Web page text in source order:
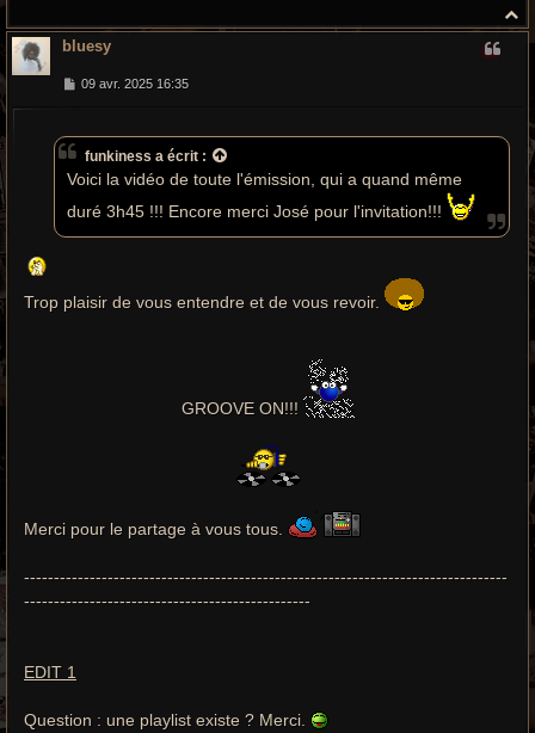
a
bluesy
M
g
e
09 avr. 2025 16:35
funkiness a écrit :
Voici la vidéo de toute l'émission, qui a quand même
duré 3h45 !!! Encore merci José pour l'invitation!!!
Trop plaisir de vous entendre et de vous revoir.
GROOVE ON!!!
Merci pour le partage à vous tous.
---------------------------------------------------------------------------------
------------------------------------------------
EDIT 1
Question : une playlist existe ? Merci.